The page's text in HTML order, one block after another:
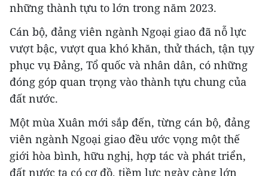
những thành tựu to lớn trong năm 2023.
Cán bộ, đảng viên ngành Ngoại giao đã nỗ lực
vượt bậc, vượt qua khó khăn, thử thách, tận tụy
phục vụ Đảng, Tổ quốc và nhân dân, có những
đóng góp quan trọng vào thành tựu chung của
đất nước.
Một mùa Xuân mới sắp đến, từng cán bộ, đảng
viên ngành Ngoại giao đều ước vọng một thế
giới hòa bình, hữu nghị, hợp tác và phát triển,
đất nước ta có cơ đồ, tiềm lực ngày càng lớn